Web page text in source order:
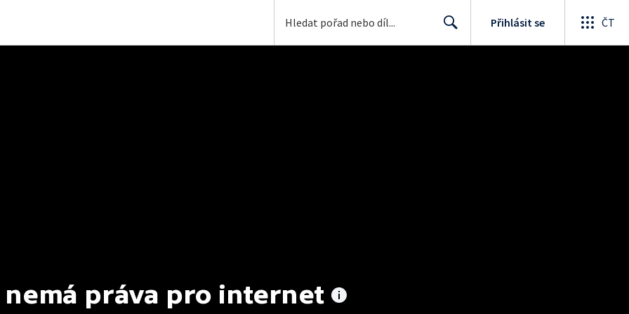
Přihlásit se ČT
nemá práva pro internet